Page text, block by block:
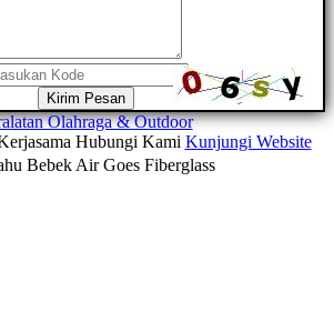
Kirim Pesan
Olahraga & Outdoor
Hubungi Kami Kunjungi Website